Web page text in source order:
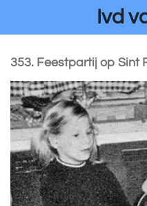
de
Ivd
353. Feestpartij op Sint